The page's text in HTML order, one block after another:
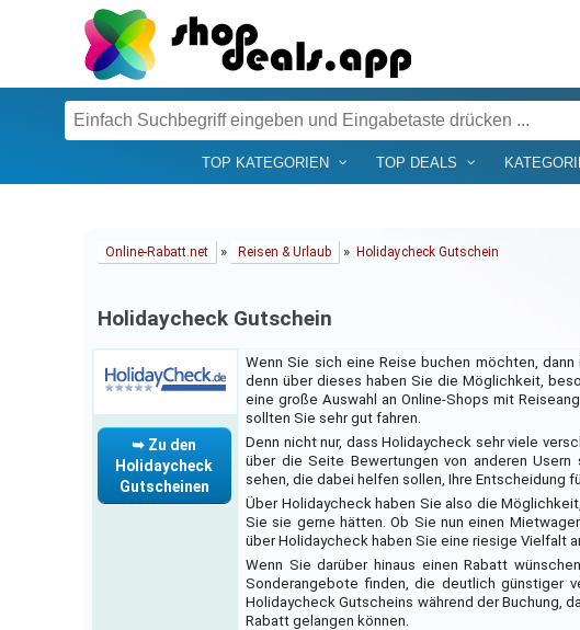
TOP KATEGORIEN TOP DEALS
Online-Rabatt.net » Reisen & Urlaub » Holidaycheck Gutschein
Holidaycheck Gutschein
➥ Zu den
Holidaycheck
Gutscheinen
Wenn Sie sich eine Reise buchen möchten,
denn über dieses haben Sie die Möglichkeit,
eine große Auswahl an Online-Shops mit
sollten Sie sehr gut fahren.
Denn nicht nur, dass Holidaycheck sehr viele
über die Seite Bewertungen von anderen
sehen, die dabei helfen sollen, Ihre
Über Holidaycheck haben Sie also die
Sie sie gerne hätten. Ob Sie nun einen
über Holidaycheck haben Sie eine riesige Vielfalt
Wenn Sie darüber hinaus einen Rabatt
Sonderangebote finden, die deutlich günstiger
Holidaycheck Gutscheins während der Buchung,
Rabatt gelangen können.